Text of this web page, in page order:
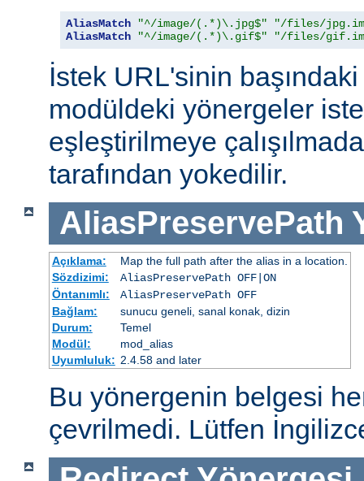
AliasMatch "^/image/(.*)\.jpg$"
"/files/
AliasMatch
"^/image/(.*)\.gif$" "/files/
İstek URL'sinin
modüldeki yönergeler
eşleştirilmeye
tarafından yokedilir.
AliasPreservePath
Açıklama:
Map the full path after the alias in a location.
Sözdizimi:
AliasPreservePath OFF|ON
Öntanımlı:
AliasPreservePath OFF
Bağlam:
sunucu geneli, sanal konak, dizin
Durum:
Temel
Modül:
mod_alias
Uyumluluk: 2.4.58 and later
Bu yönergenin belgesi
çevrilmedi. Lütfen